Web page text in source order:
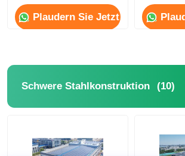
Plaudern Sie Jetzt
Schwere Stahlkonstruktion (10)